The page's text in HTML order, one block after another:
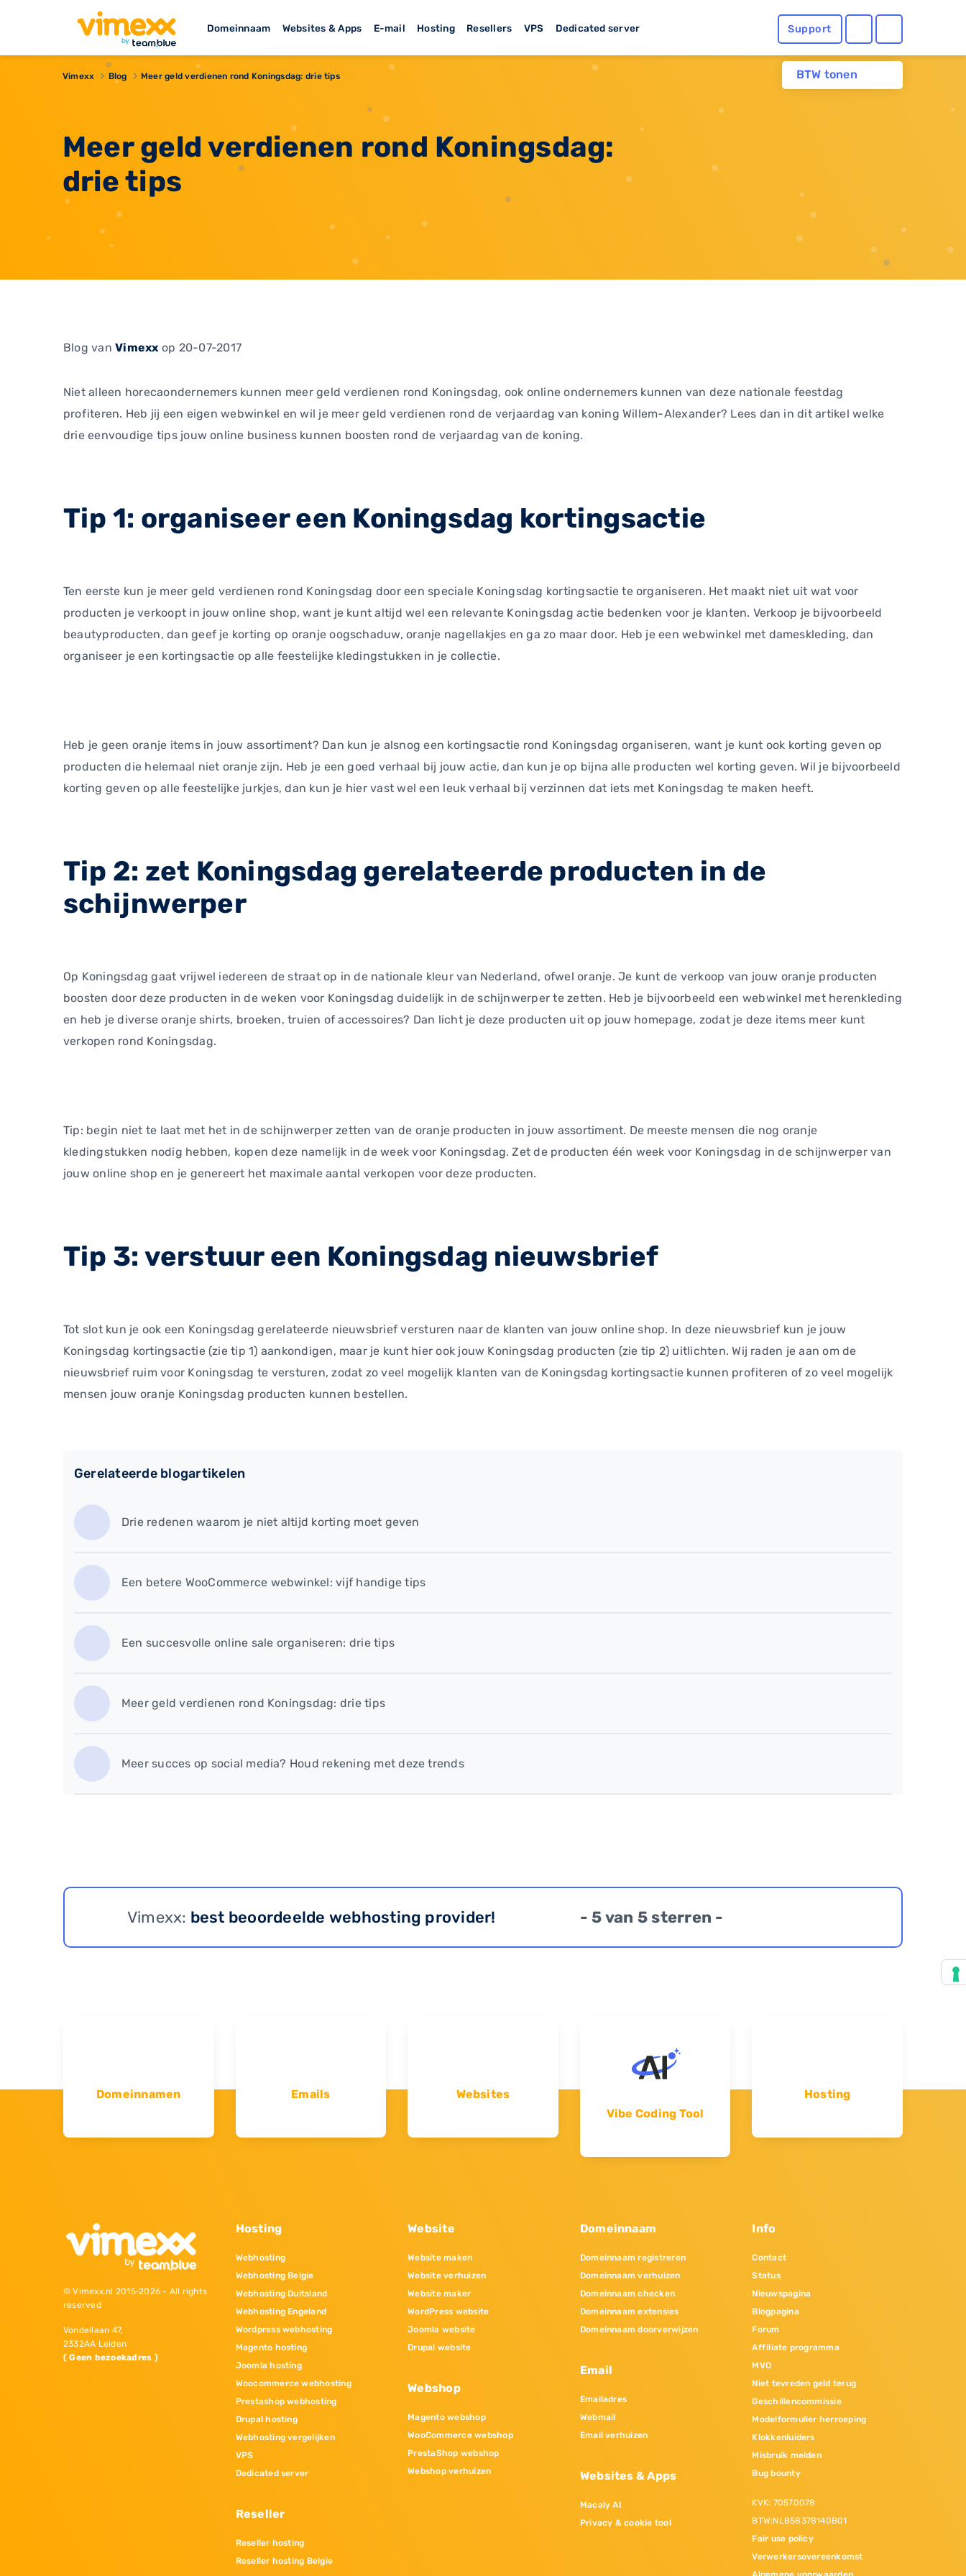
Domeinnaam Websites & Apps E-mail Hosting Resellers VPS Dedicated server Support
BTW tonen
Vimexx Blog Meer geld verdienen rond Koningsdag: drie tips
Meer geld verdienen rond Koningsdag:
drie tips
Blog vanVimexx op 20-07-2017
Niet alleen horecaondernemers kunnen meer geld verdienen rond Koningsdag, ook online ondernemers kunnen van deze nationale feestdag
profiteren. Heb jij een eigen webwinkel en wil je meer geld verdienen rond de verjaardag van koning Willem-Alexander? Lees dan in dit artikel welke
drie eenvoudige tips jouw online business kunnen boosten rond de verjaardag van de koning.
Tip 1: organiseer een Koningsdag kortingsactie
Ten eerste kun je meer geld verdienen rond Koningsdag door een speciale Koningsdag kortingsactie te organiseren. Het maakt niet uit wat voor
producten je verkoopt in jouw online shop, want je kunt altijd wel een relevante Koningsdag actie bedenken voor je klanten. Verkoop je bijvoorbeeld
beautyproducten, dan geef je korting op oranje oogschaduw, oranje nagellakjes en ga zo maar door. Heb je een webwinkel met dameskleding, dan
organiseer je een kortingsactie op alle feestelijke kledingstukken in je collectie.
Heb je geen oranje items in jouw assortiment? Dan kun je alsnog een kortingsactie rond Koningsdag organiseren, want je kunt ook korting geven op
producten die helemaal niet oranje zijn. Heb je een goed verhaal bij jouw actie, dan kun je op bijna alle producten wel korting geven. Wil je bijvoorbeeld
korting geven op alle feestelijke jurkjes, dan kun je hier vast wel een leuk verhaal bij verzinnen dat iets met Koningsdag te maken heeft.
Tip 2: zet Koningsdag gerelateerde producten in de
schijnwerper
Op Koningsdag gaat vrijwel iedereen de straat op in de nationale kleur van Nederland, ofwel oranje. Je kunt de verkoop van jouw oranje producten
boosten door deze producten in de weken voor Koningsdag duidelijk in de schijnwerper te zetten. Heb je bijvoorbeeld een webwinkel met herenkleding
en heb je diverse oranje shirts, broeken, truien of accessoires? Dan licht je deze producten uit op jouw homepage, zodat je deze items meer kunt
verkopen rond Koningsdag.
Tip: begin niet te laat met het in de schijnwerper zetten van de oranje producten in jouw assortiment. De meeste mensen die nog oranje
kledingstukken nodig hebben, kopen deze namelijk in de week voor Koningsdag. Zet de producten één week voor Koningsdag in de schijnwerper van
jouw online shop en je genereert het maximale aantal verkopen voor deze producten.
Tip 3: verstuur een Koningsdag nieuwsbrief
Tot slot kun je ook een Koningsdag gerelateerde nieuwsbrief versturen naar de klanten van jouw online shop. In deze nieuwsbrief kun je jouw
Koningsdag kortingsactie (zie tip 1) aankondigen, maar je kunt hier ook jouw Koningsdag producten (zie tip 2) uitlichten. Wij raden je aan om de
nieuwsbrief ruim voor Koningsdag te versturen, zodat zo veel mogelijk klanten van de Koningsdag kortingsactie kunnen profiteren of zo veel mogelijk
mensen jouw oranje Koningsdag producten kunnen bestellen.
Gerelateerde blogartikelen
Drie redenen waarom je niet altijd korting moet geven
Een betere WooCommerce webwinkel: vijf handige tips
Een succesvolle online sale organiseren: drie tips
Meer geld verdienen rond Koningsdag: drie tips
Meer succes op social media? Houd rekening met deze trends
Vimexx: best beoordeelde webhosting provider! - 5 van 5 sterren -
Domeinnamen Emails
Websites
Vibe Coding Tool
Hosting
© Vimexx.nl 2015‐2026 - All rights
reserved
Vondellaan 47,
2332AA Leiden
( Geen bezoekadres )
Hosting
Webhosting
Webhosting Belgie
Webhosting Duitsland
Webhosting Engeland
Wordpress webhosting
Magento hosting
Joomla hosting
Woocommerce webhosting
Prestashop webhosting
Drupal hosting
Webhosting vergelijken
VPS
Dedicated server
Reseller
Reseller hosting
Reseller hosting Belgie
Website
Website maken
Website verhuizen
Website maker
WordPress website
Joomla website
Drupal website
Webshop
Magento webshop
WooCommerce webshop
PrestaShop webshop
Webshop verhuizen
Domeinnaam
Domeinnaam registreren
Domeinnaam verhuizen
Domeinnaam checken
Domeinnaam extensies
Domeinnaam doorverwijzen
Email
Emailadres
Webmail
Email verhuizen
Websites & Apps
Macaly AI
Privacy & cookie tool
Info
Contact
Status
Nieuwspagina
Blogpagina
Forum
Affiliate programma
MVO
Niet tevreden geld terug
Geschillencommissie
Modelformulier herroeping
Klokkenluiders
Misbruik melden
Bug bounty
KVK: 70570078
BTW:NL858378140B01
Fair use policy
Verwerkersovereenkomst